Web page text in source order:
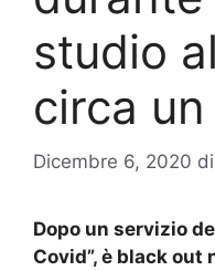
studio
circa
Dicembre 6, 2020 di
Dopo un servizio
Covid”, è black out